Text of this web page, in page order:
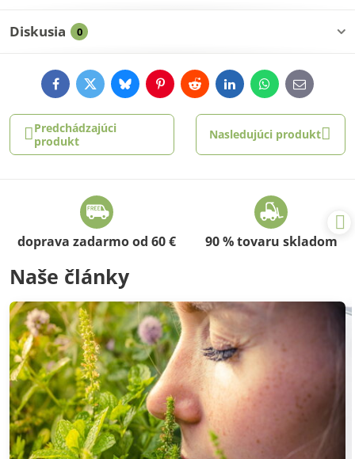
Diskusia 0
FacebookTwitterBlueskyPinterestRedditLinkedInWhatsApp
E-
mail
Predchádzajúci
produkt
Nasledujúci produkt
doprava zadarmo od 60 € 90 % tovaru skladom
Naše články